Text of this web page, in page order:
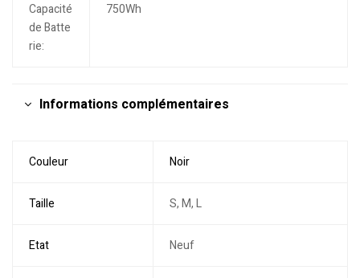
Capacité
de Batte
rie:
750Wh
Informations complémentaires
Couleur Noir
Taille S, M, L
Etat Neuf